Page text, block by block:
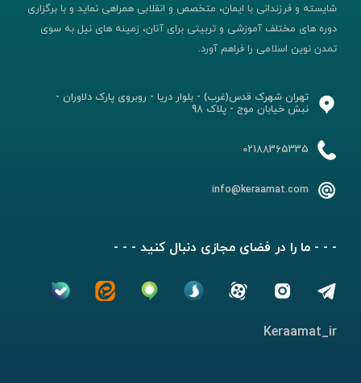
شایسته و فرزندانی با ایمان، متخصص و انقلابی همراهی نماید و با برگزاری
دوره های مختلف آموزشی و تربیتی برای آنان، زمینه های نیل به سوی
تمدن نوین اسلامی را فراهم آورد.
تهران شهرک قدس(غرب) - بلوار دریا - روبروی پارک دلاوران -
نبش خیابان موج - پلاک 98
02188365335
info@keraamat.com
- - - ما را در فضای مجازی دنبال کنید - - -
Keraamat_ir